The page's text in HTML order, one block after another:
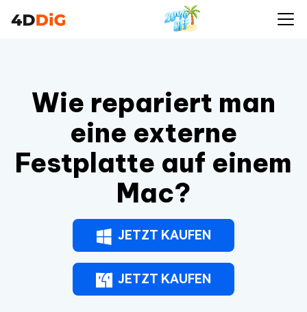
Wie repariert man
eine externe
Festplatte auf einem
Mac?
JETZT KAUFEN
JETZT KAUFEN